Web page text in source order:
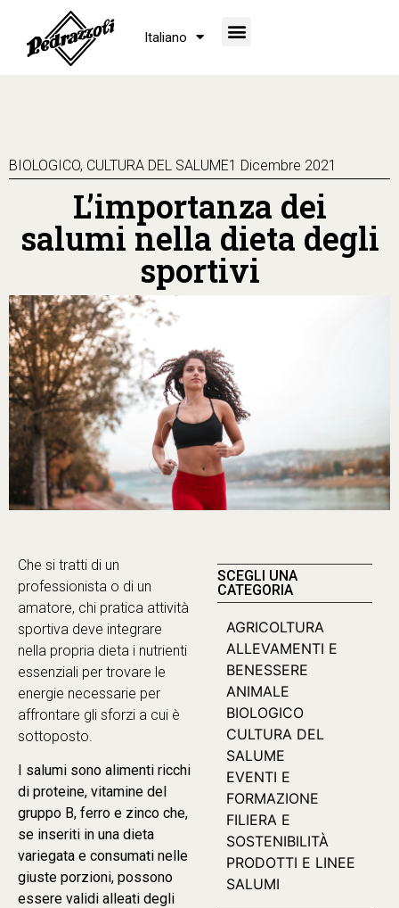
Italiano
BIOLOGICO, CULTURA DEL SALUME1 Dicembre 2021
L’importanza dei
salumi nella dieta degli
sportivi
Che si tratti di un
professionista o di un
amatore, chi pratica attività
sportiva deve integrare
nella propria dieta i nutrienti
essenziali per trovare le
energie necessarie per
affrontare gli sforzi a cui è
sottoposto.
I salumi sono alimenti ricchi
di proteine, vitamine del
gruppo B, ferro e zinco che,
se inseriti in una dieta
variegata e consumati nelle
giuste porzioni, possono
essere validi alleati degli
SCEGLI UNA
CATEGORIA
AGRICOLTURA
ALLEVAMENTI E
BENESSERE
ANIMALE
BIOLOGICO
CULTURA DEL
SALUME
EVENTI E
FORMAZIONE
FILIERA E
SOSTENIBILITÀ
PRODOTTI E LINEE
SALUMI